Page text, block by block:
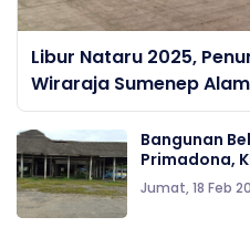
Libur Nataru 2025,
Wiraraja Sumenep
Bangunan
Primadona,
Jumat, 18 Feb